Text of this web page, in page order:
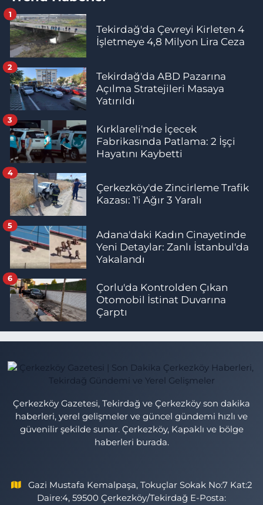
Tekirdağ'da Çevreyi Kirleten 4
İşletmeye 4,8 Milyon Lira Ceza
1
Tekirdağ'da ABD Pazarına
Açılma Stratejileri Masaya
Yatırıldı
2
Kırklareli'nde İçecek
Fabrikasında Patlama: 2 İşçi
Hayatını Kaybetti
3
Çerkezköy'de Zincirleme Trafik
Kazası: 1'i Ağır 3 Yaralı
4
Adana'daki Kadın Cinayetinde
Yeni Detaylar: Zanlı İstanbul'da
Yakalandı
5
Çorlu'da Kontrolden Çıkan
Otomobil İstinat Duvarına
Çarptı
6
Çerkezköy Gazetesi, Tekirdağ ve Çerkezköy son dakika
haberleri, yerel gelişmeler ve güncel gündemi hızlı ve
güvenilir şekilde sunar. Çerkezköy, Kapaklı ve bölge
haberleri burada.
Gazi Mustafa Kemalpaşa, Tokuçlar Sokak No:7 Kat:2
Daire:4, 59500 Çerkezköy/Tekirdağ E-Posta: